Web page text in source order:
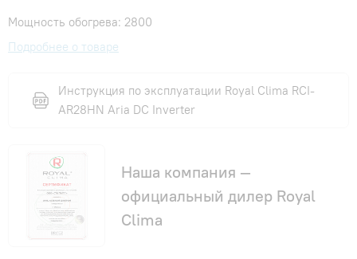
Мощность обогрева: 2800
Подробнее о товаре
Инструкция по эксплуатации Royal Clima RCI-
AR28HN Aria DC Inverter
Наша компания —
официальный дилер Royal
Clima